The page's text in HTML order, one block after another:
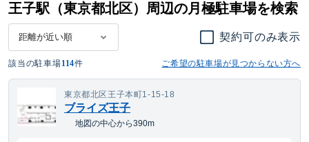
王子駅（東京都北区）周辺の月極駐車場を検索
契約可のみ表示
該当の駐車場114件 ご希望の駐車場が見つからない方へ
東京都北区王子本町1-15-18
ブライズ王子
地図の中心から390m